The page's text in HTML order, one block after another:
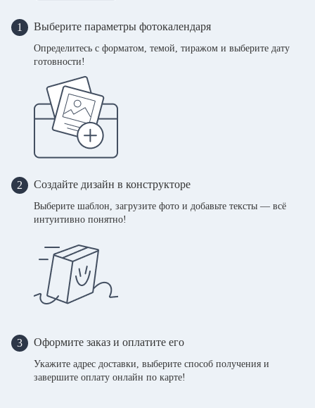
1 Выберите параметры фотокалендаря
Определитесь с форматом, темой, тиражом и выберите дату
готовности!
2 Создайте дизайн в конструкторе
Выберите шаблон, загрузите фото и добавьте тексты — всё
интуитивно понятно!
3 Оформите заказ и оплатите его
Укажите адрес доставки, выберите способ получения и
завершите оплату онлайн по карте!